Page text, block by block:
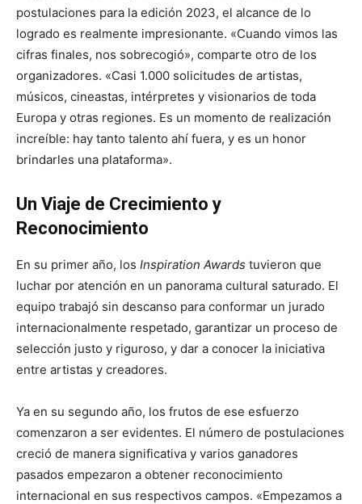
postulaciones para la edición 2023, el alcance de lo
logrado es realmente impresionante. «Cuando vimos las
cifras finales, nos sobrecogió», comparte otro de los
organizadores. «Casi 1.000 solicitudes de artistas,
músicos, cineastas, intérpretes y visionarios de toda
Europa y otras regiones. Es un momento de realización
increíble: hay tanto talento ahí fuera, y es un honor
brindarles una plataforma».
Un Viaje de Crecimiento y
Reconocimiento
En su primer año, los Inspiration Awards tuvieron que
luchar por atención en un panorama cultural saturado. El
equipo trabajó sin descanso para conformar un jurado
internacionalmente respetado, garantizar un proceso de
selección justo y riguroso, y dar a conocer la iniciativa
entre artistas y creadores.
Ya en su segundo año, los frutos de ese esfuerzo
comenzaron a ser evidentes. El número de postulaciones
creció de manera significativa y varios ganadores
pasados empezaron a obtener reconocimiento
internacional en sus respectivos campos. «Empezamos a